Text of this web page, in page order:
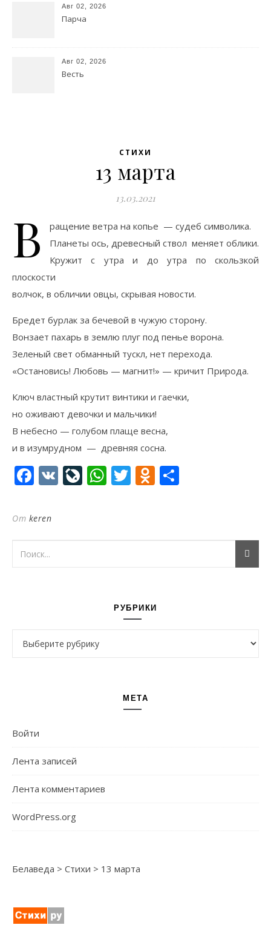
Авг 02, 2026
Парча
Авг 02, 2026
Весть
СТИХИ
13 марта
13.03.2021
В
ращение ветра на копье — судеб символика.
Планеты ось, древесный ствол меняет облики.
Кружит с утра и до утра по скользкой
плоскости
волчок, в обличии овцы, скрывая новости.
Бредет бурлак за бечевой в чужую сторону.
Вонзает пахарь в землю плуг под пенье ворона.
Зеленый свет обманный тускл, нет перехода.
«Остановись! Любовь — магнит!» — кричит Природа.
Ключ властный крутит винтики и гаечки,
но оживают девочки и мальчики!
В небесно — голубом плаще весна,
и в изумрудном — древняя сосна.
Facebook
VK LiveJournal
WhatsApp
Twitter
От keren
РУБРИКИ
МЕТА
Войти
Лента записей
Лента комментариев
WordPress.org
Белаведа > Стихи > 13 марта